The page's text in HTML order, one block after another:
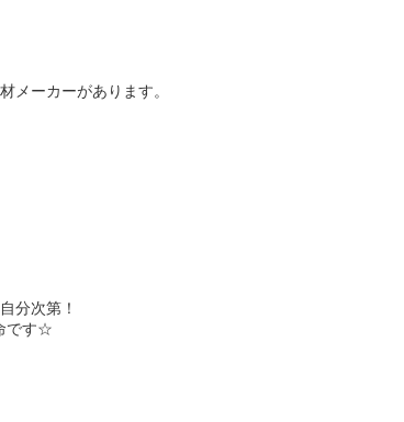
ーカーがあります。
分次第！
です☆